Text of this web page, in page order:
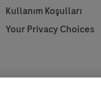
Kullanım Koşulları
Your Privacy Choices